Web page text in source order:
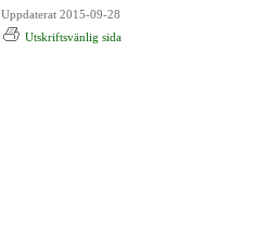
Uppdaterat 2015-09-28
Utskriftsvänlig sida